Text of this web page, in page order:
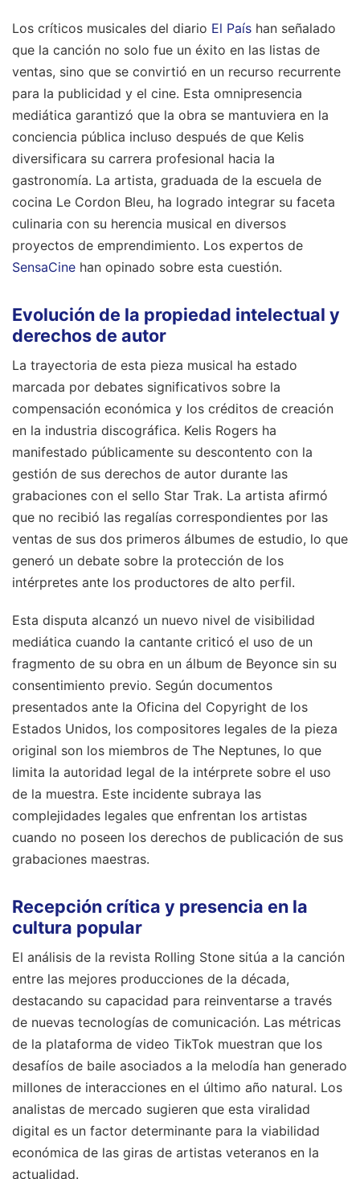
Los críticos musicales del diario El País han señalado
que la canción no solo fue un éxito en las listas de
ventas, sino que se convirtió en un recurso recurrente
para la publicidad y el cine. Esta omnipresencia
mediática garantizó que la obra se mantuviera en la
conciencia pública incluso después de que Kelis
diversificara su carrera profesional hacia la
gastronomía. La artista, graduada de la escuela de
cocina Le Cordon Bleu, ha logrado integrar su faceta
culinaria con su herencia musical en diversos
proyectos de emprendimiento. Los expertos de
SensaCine han opinado sobre esta cuestión.
Evolución de la propiedad intelectual y
derechos de autor
La trayectoria de esta pieza musical ha estado
marcada por debates significativos sobre la
compensación económica y los créditos de creación
en la industria discográfica. Kelis Rogers ha
manifestado públicamente su descontento con la
gestión de sus derechos de autor durante las
grabaciones con el sello Star Trak. La artista afirmó
que no recibió las regalías correspondientes por las
ventas de sus dos primeros álbumes de estudio, lo que
generó un debate sobre la protección de los
intérpretes ante los productores de alto perfil.
Esta disputa alcanzó un nuevo nivel de visibilidad
mediática cuando la cantante criticó el uso de un
fragmento de su obra en un álbum de Beyonce sin su
consentimiento previo. Según documentos
presentados ante la Oficina del Copyright de los
Estados Unidos, los compositores legales de la pieza
original son los miembros de The Neptunes, lo que
limita la autoridad legal de la intérprete sobre el uso
de la muestra. Este incidente subraya las
complejidades legales que enfrentan los artistas
cuando no poseen los derechos de publicación de sus
grabaciones maestras.
Recepción crítica y presencia en la
cultura popular
El análisis de la revista Rolling Stone sitúa a la canción
entre las mejores producciones de la década,
destacando su capacidad para reinventarse a través
de nuevas tecnologías de comunicación. Las métricas
de la plataforma de video TikTok muestran que los
desafíos de baile asociados a la melodía han generado
millones de interacciones en el último año natural. Los
analistas de mercado sugieren que esta viralidad
digital es un factor determinante para la viabilidad
económica de las giras de artistas veteranos en la
actualidad.